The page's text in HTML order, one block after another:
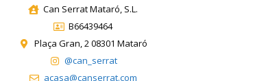
Can Serrat Mataró, S.L.
B66439464
Plaça Gran, 2 08301 Mataró
@can_serrat
acasa@canserrat.com